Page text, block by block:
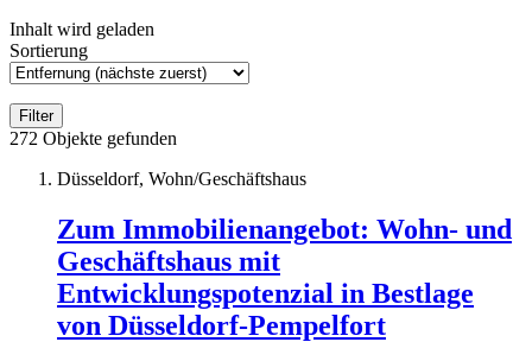
Inhalt wird geladen
Sortierung
Filter
272 Objekte gefunden
Düsseldorf, Wohn/Geschäftshaus
Zum Immobilienangebot: Wohn- und
Geschäftshaus mit
Entwicklungspotenzial in Bestlage
von Düsseldorf-Pempelfort